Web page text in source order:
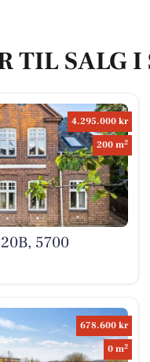
TIL SALG I
4.295.000 kr
200 m2
5700
678.600 kr
0 m2